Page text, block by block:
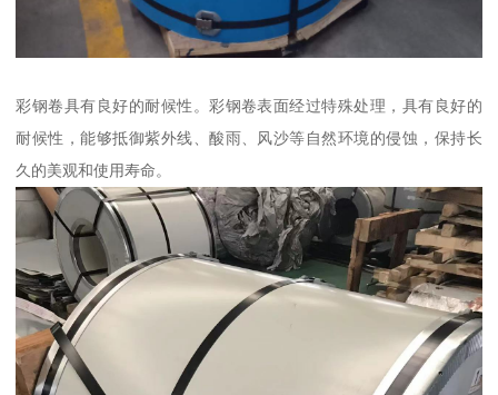
彩钢卷具有良好的耐候性。彩钢卷表面经过特殊处理，具有良好的
耐候性，能够抵御紫外线、酸雨、风沙等自然环境的侵蚀，保持长
久的美观和使用寿命。